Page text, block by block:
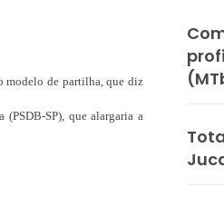
modelo de partilha, que diz
SP), que alargaria a